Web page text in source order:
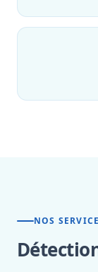
NOS